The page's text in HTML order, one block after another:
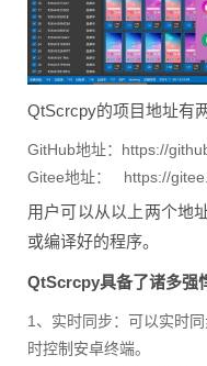
QtScrcpy的项目地址有
GitHub地址：https://
Gitee地址： https://
用户可以从以上两个地
或编译好的程序。
QtScrcpy具备了诸多强
1、实时同步：可以实时
时控制安卓终端。